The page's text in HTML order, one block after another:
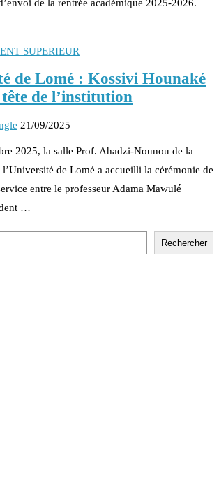
de la rentrée académique 2025-2026.
SUPERIEUR
de Lomé : Kossivi Hounaké
de l’institution
21/09/2025
2025, la salle Prof. Ahadzi-Nounou de la
l’Université de Lomé a accueilli la cérémonie de
entre le professeur Adama Mawulé
…
Rechercher